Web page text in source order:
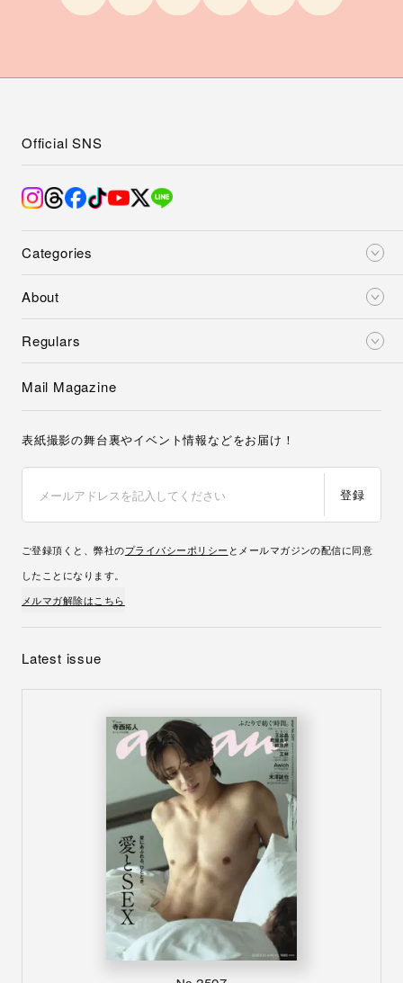
Categories
About
Regulars
Official SNS
Mail Magazine
表紙撮影の舞台裏やイベント情報などをお届け！
登録
ご登録頂くと、弊社のプライバシーポリシー とメールマガジンの配信に同意
したことになります。
メルマガ解除はこちら
Latest issue